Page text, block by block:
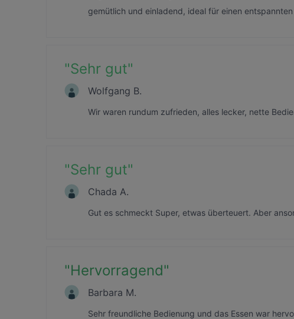
gemütlich und einladend, ideal für einen
"Sehr gut"
Wolfgang B.
Wir waren rundum zufrieden, alles lecker, nette
"Sehr gut"
Chada A.
Gut es schmeckt Super, etwas überteuert. Aber
"Hervorragend"
Barbara M.
Sehr freundliche Bedienung und das Essen war